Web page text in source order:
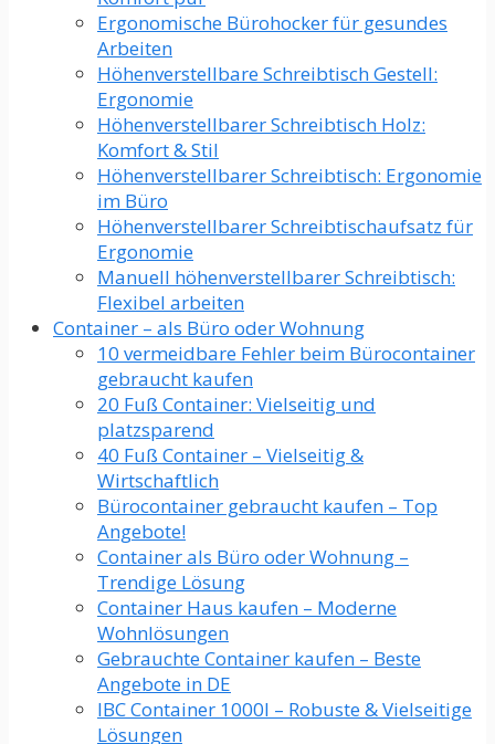
Ergonomische Bürohocker für gesundes
Arbeiten
Höhenverstellbare Schreibtisch Gestell:
Ergonomie
Höhenverstellbarer Schreibtisch Holz:
Komfort & Stil
Höhenverstellbarer Schreibtisch: Ergonomie
im Büro
Höhenverstellbarer Schreibtischaufsatz für
Ergonomie
Manuell höhenverstellbarer Schreibtisch:
Flexibel arbeiten
Container – als Büro oder Wohnung
10 vermeidbare Fehler beim Bürocontainer
gebraucht kaufen
20 Fuß Container: Vielseitig und
platzsparend
40 Fuß Container – Vielseitig &
Wirtschaftlich
Bürocontainer gebraucht kaufen – Top
Angebote!
Container als Büro oder Wohnung –
Trendige Lösung
Container Haus kaufen – Moderne
Wohnlösungen
Gebrauchte Container kaufen – Beste
Angebote in DE
IBC Container 1000l – Robuste & Vielseitige
Lösungen